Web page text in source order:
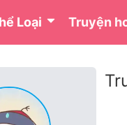
Loại Truyện